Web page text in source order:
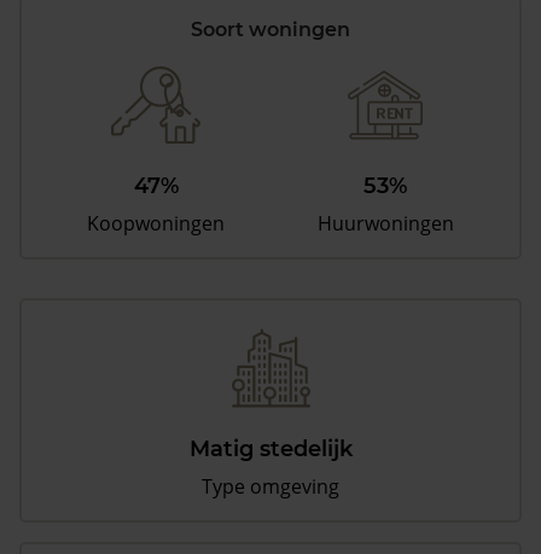
Soort woningen
47%
Koopwoningen
53%
Huurwoningen
Matig stedelijk
Type omgeving